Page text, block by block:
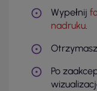
Wypełnij
nadruku.
Po